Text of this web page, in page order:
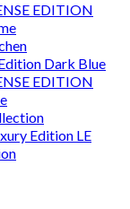
EDITION
Dark Blue
EDITION
Edition LE